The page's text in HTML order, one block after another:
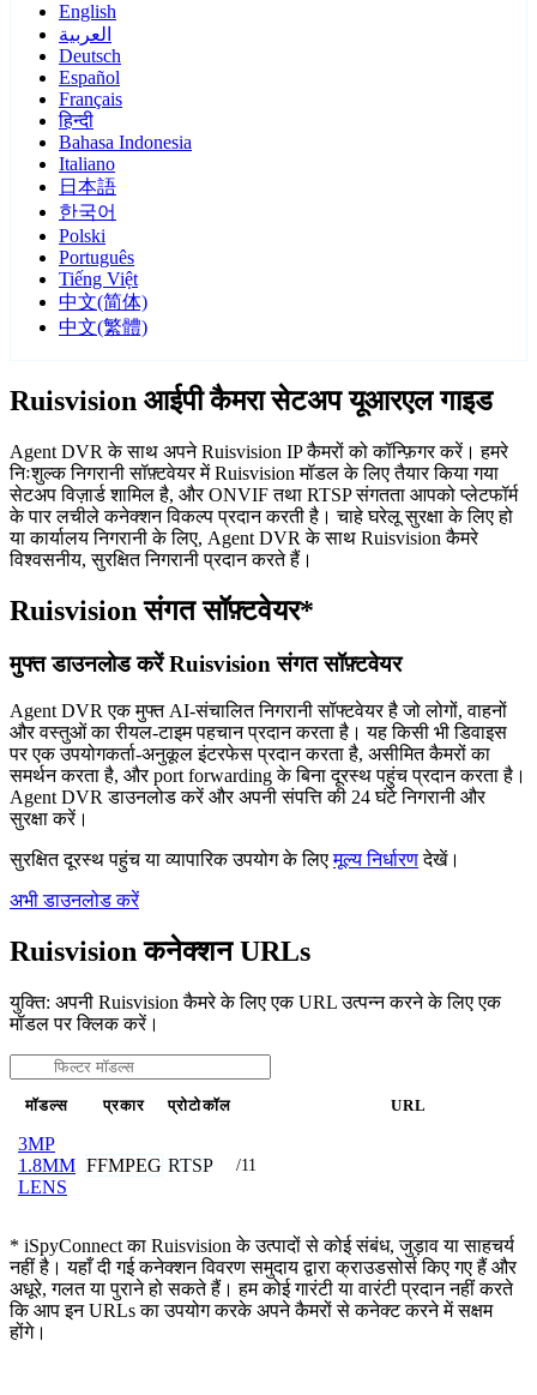
English
العربية
Deutsch
Español
Français
हिन्दी
Bahasa Indonesia
Italiano
日本語
한국어
Polski
Português
Tiếng Việt
中文(简体)
中文(繁體)
Ruisvision आईपी कैमरा सेटअप यूआरएल गाइड
Agent DVR के साथ अपने Ruisvision IP कैमरों को कॉन्फ़िगर करें। हमरे
निःशुल्क निगरानी सॉफ़्टवेयर में Ruisvision मॉडल के लिए तैयार किया गया
सेटअप विज़ार्ड शामिल है, और ONVIF तथा RTSP संगतता आपको प्लेटफॉर्म
के पार लचीले कनेक्शन विकल्प प्रदान करती है। चाहे घरेलू सुरक्षा के लिए हो
या कार्यालय निगरानी के लिए, Agent DVR के साथ Ruisvision कैमरे
विश्वसनीय, सुरक्षित निगरानी प्रदान करते हैं।
Ruisvision संगत सॉफ़्टवेयर*
मुफ्त डाउनलोड करें Ruisvision संगत सॉफ़्टवेयर
Agent DVR एक मुफ्त AI-संचालित निगरानी सॉफ्टवेयर है जो लोगों, वाहनों
और वस्तुओं का रीयल-टाइम पहचान प्रदान करता है। यह किसी भी डिवाइस
पर एक उपयोगकर्ता-अनुकूल इंटरफेस प्रदान करता है, असीमित कैमरों का
समर्थन करता है, और port forwarding के बिना दूरस्थ पहुंच प्रदान करता है।
Agent DVR डाउनलोड करें और अपनी संपत्ति की 24 घंटे निगरानी और
सुरक्षा करें।
सुरक्षित दूरस्थ पहुंच या व्यापारिक उपयोग के लिएमूल्य निर्धारणदेखें।
अभी डाउनलोड करें
Ruisvision कनेक्शन URLs
युक्ति: अपनी Ruisvision कैमरे के लिए एक URL उत्पन्न करने के लिए एक
मॉडल पर क्लिक करें।
मॉडल्स प्रकार प्रोटोकॉल URL
3MP
1.8MM
LENS
FFMPEG RTSP /11
* iSpyConnect का Ruisvision के उत्पादों से कोई संबंध, जुड़ाव या साहचर्य
नहीं है। यहाँ दी गई कनेक्शन विवरण समुदाय द्वारा क्राउडसोर्स किए गए हैं और
अधूरे, गलत या पुराने हो सकते हैं। हम कोई गारंटी या वारंटी प्रदान नहीं करते
कि आप इन URLs का उपयोग करके अपने कैमरों से कनेक्ट करने में सक्षम
होंगे।